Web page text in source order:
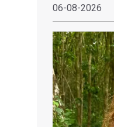
06-08-2026